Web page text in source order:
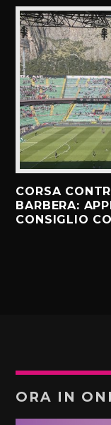
CORSA
BARBERA:
CONSIGLIO
ORA IN